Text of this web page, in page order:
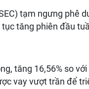
tạm ngưng phê
tăng phiên đầu
tăng 16,56% so
vay vượt trần để